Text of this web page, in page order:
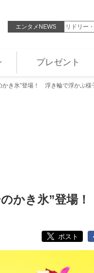
エンタメNEWS リドリー
プレゼント
かき氷”登場！ 浮き輪で浮かぶ様
かき氷”登場
ポスト